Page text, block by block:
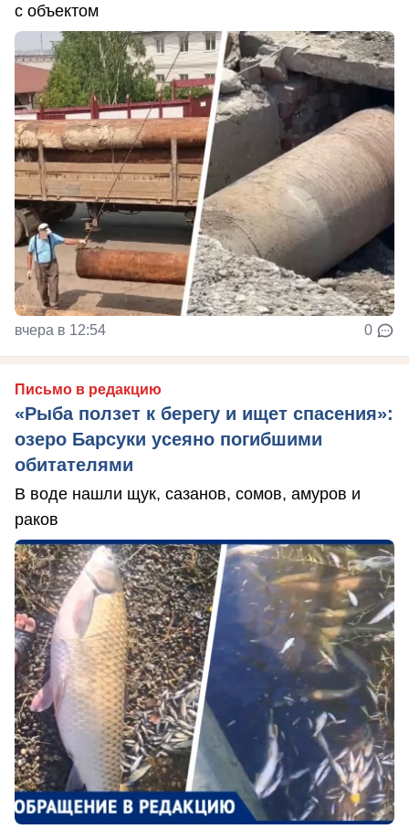
с объектом
вчера в 12:54 0
Письмо в редакцию
«Рыба ползет к берегу и ищет спасения»:
озеро Барсуки усеяно погибшими
обитателями
В воде нашли щук, сазанов, сомов, амуров и
раков